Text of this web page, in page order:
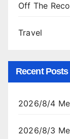
Off The
Travel
Recent Posts
2026/8/4
2026/8/3